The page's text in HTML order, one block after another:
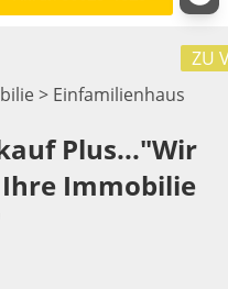
> Einfamilienhaus
ZU
Plus..."Wir
Immobilie